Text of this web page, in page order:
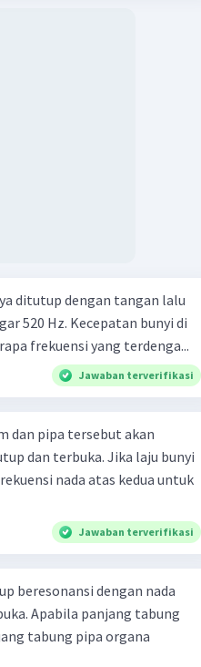
ditutup dengan tangan lalu
520 Hz. Kecepatan bunyi di
frekuensi yang terdenga...
Jawaban terverifikasi
dan pipa tersebut akan
dan terbuka. Jika laju bunyi
nada atas kedua untuk
Jawaban terverifikasi
beresonansi dengan nada
Apabila panjang tabung
tabung pipa organa